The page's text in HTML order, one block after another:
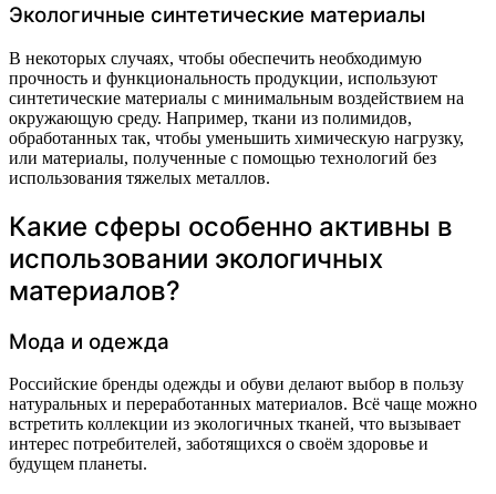
Экологичные синтетические материалы
В некоторых случаях, чтобы обеспечить необходимую
прочность и функциональность продукции, используют
синтетические материалы с минимальным воздействием на
окружающую среду. Например, ткани из полимидов,
обработанных так, чтобы уменьшить химическую нагрузку,
или материалы, полученные с помощью технологий без
использования тяжелых металлов.
Какие сферы особенно активны в
использовании экологичных
материалов?
Мода и одежда
Российские бренды одежды и обуви делают выбор в пользу
натуральных и переработанных материалов. Всё чаще можно
встретить коллекции из экологичных тканей, что вызывает
интерес потребителей, заботящихся о своём здоровье и
будущем планеты.